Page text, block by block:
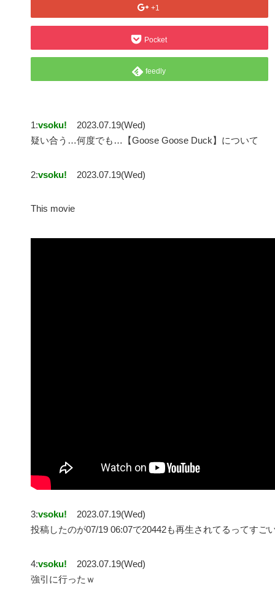
+1
Pocket
feedly
1:vsoku!
2023.07.19(Wed)
疑い合う…何度でも…【Goose Goose Duck】について
2:vsoku! 2023.07.19(Wed)
This movie
3:vsoku!
2023.07.19(Wed)
投稿したのが07/19 06:07で20442も再生されてるってすご
4:vsoku!
2023.07.19(Wed)
強引に行ったｗ